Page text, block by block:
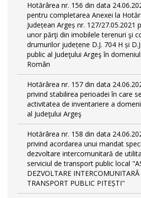
Hotărârea nr. 156 din data
pentru completarea Anexei la
Județean Argeș nr. 127/27.05.2021
unor părţi din imobilele terenuri şi
drumurilor județene D.J. 704 H și
public al Judeţului Argeş în
Român
Hotărârea nr. 157 din data
privind stabilirea perioadei în care
activitatea de inventariere a
al Judeţului Argeş
Hotărârea nr. 158 din data
privind acordarea unui mandat
dezvoltare intercomunitară de
serviciul de transport public local
DEZVOLTARE
TRANSPORT PUBLIC PITEȘTI"